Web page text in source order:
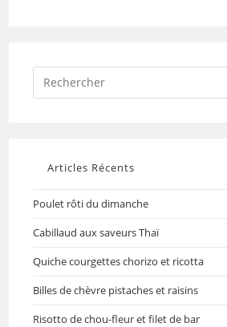
Articles Récents
Poulet rôti du dimanche
Cabillaud aux saveurs Thaï
Quiche courgettes chorizo et ricotta
Billes de chèvre pistaches et raisins
Risotto de chou-fleur et filet de bar